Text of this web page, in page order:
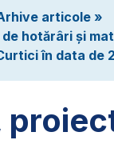
articole »
hotărâri și
în data de